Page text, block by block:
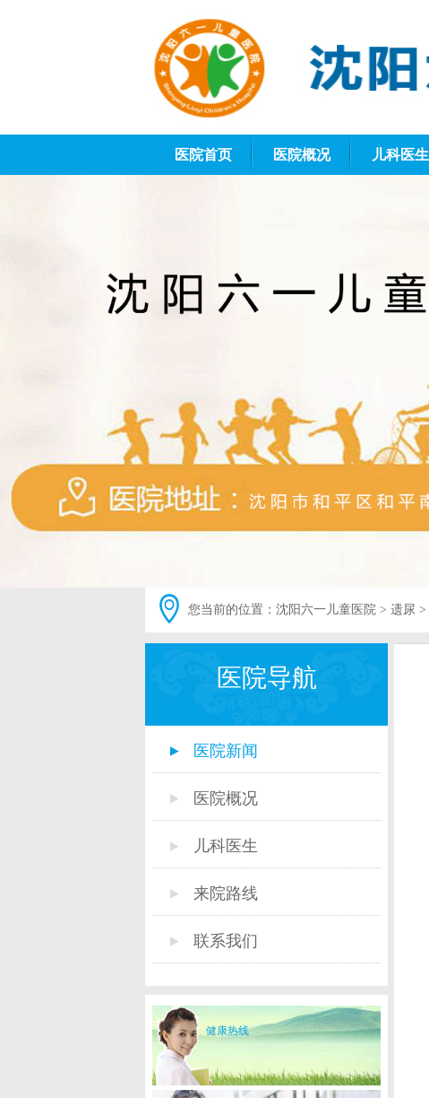
医院首页 医院概况 儿科医生
您当前的位置： 沈阳六一儿童医院 > 遗尿 >
医院导航
医院新闻
医院概况
儿科医生
来院路线
联系我们
健康热线